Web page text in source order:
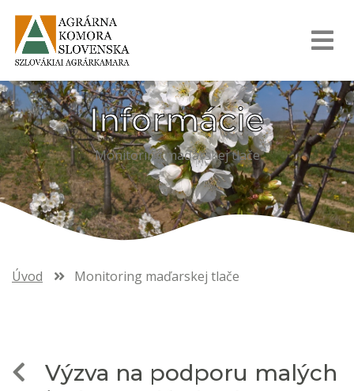
Informácie
Monitoring maďarskej tlače
Úvod Monitoring maďarskej tlače
Výzva na podporu malých